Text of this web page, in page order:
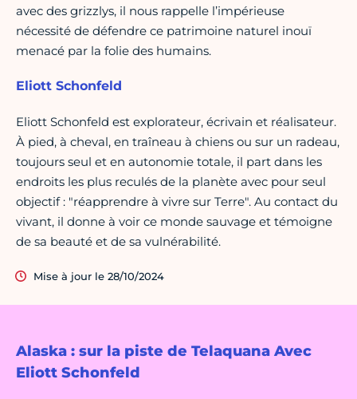
Alaska : sur la piste de Telaquana Avec
Eliott Schonfeld
avec des grizzlys, il nous rappelle l’impérieuse
nécessité de défendre ce patrimoine naturel inouï
menacé par la folie des humains.
Eliott Schonfeld
Eliott Schonfeld est explorateur, écrivain et réalisateur.
À pied, à cheval, en traîneau à chiens ou sur un radeau,
toujours seul et en autonomie totale, il part dans les
endroits les plus reculés de la planète avec pour seul
objectif : "réapprendre à vivre sur Terre". Au contact du
vivant, il donne à voir ce monde sauvage et témoigne
de sa beauté et de sa vulnérabilité.
Mise à jour le 28/10/2024